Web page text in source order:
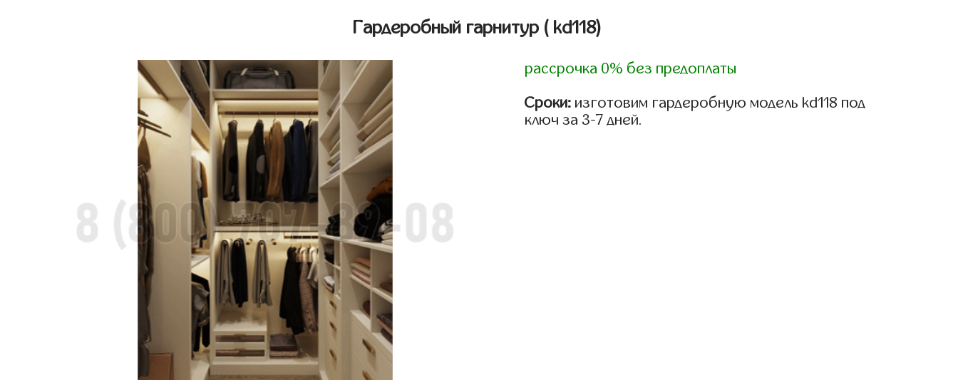
Гардеробный гарнитур ( kd118)
рассрочка 0% без предоплаты
Сроки: изготовим гардеробную модель kd118 под
ключ за 3-7 дней.